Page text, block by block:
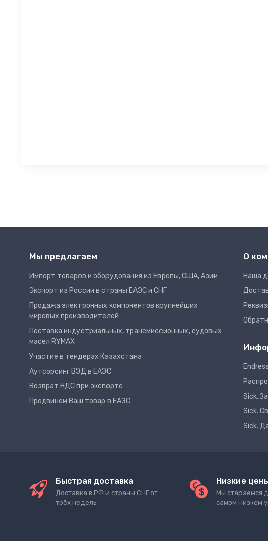
Мы предлагаем
Импорт товаров и оборудования из Европы, США, Азии
Экспорт из России в страны ЕАЭС и СНГ
Продажа электронных компонентов крупнейших
мировых производителей
Поставка индустриальных, трансмиссионных, судовых
масел RYMAX
Участие в тендерах Казахстана
Аутсорсинг ВЭД в ЕАЭС
Возврат НДС при экспорте
Продвинем Ваш товар в ЕАЭС
О
Наша
Sick.
Sick.
Sick.
Быстрая доставка
Доставка в РФ и страны СНГ от
трёх недель
Низкие
Мы стараемся
самом низком